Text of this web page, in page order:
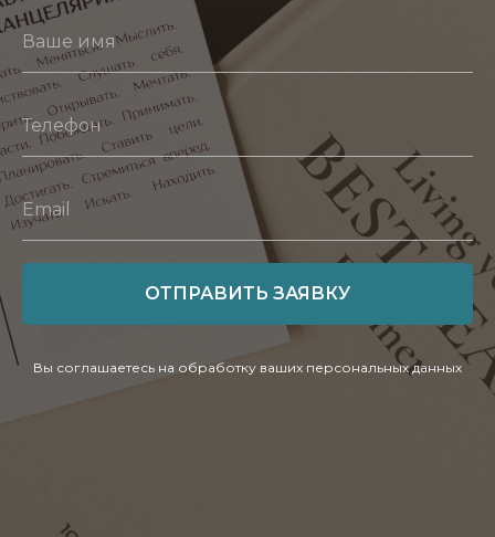
ОТПРАВИТЬ ЗАЯВКУ
Вы соглашаетесь на обработку ваших персональных данных